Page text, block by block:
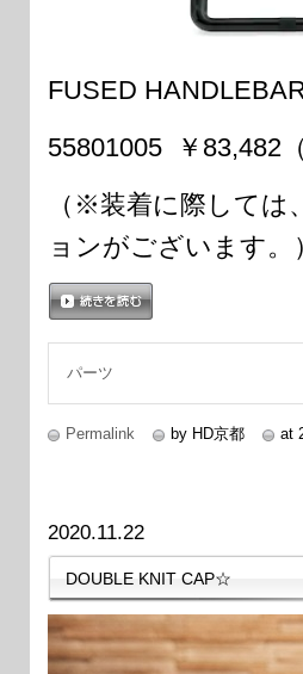
FUSED
55801005 ￥83,482（
（※装着に際しては
ョンがございます。
パーツ
Permalink by HD京都 at
2020.11.22
DOUBLE KNIT CAP☆